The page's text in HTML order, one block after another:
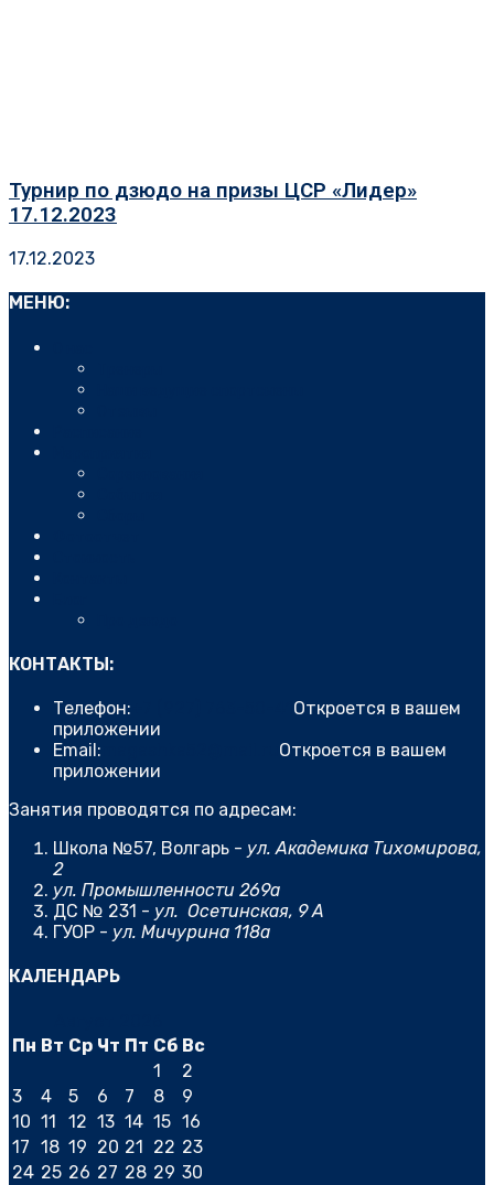
Турнир по дзюдо на призы ЦСР «Лидер»
17.12.2023
17.12.2023
МЕНЮ:
КОНТАКТЫ:
Телефон:
Откроется в вашем
приложении
Email:
Откроется в вашем
приложении
Занятия проводятся по адресам:
Школа №57, Волгарь - ул. Академика Тихомирова,
2
ул. Промышленности 269а
ДС № 231 - ул. Осетинская, 9 А
ГУОР - ул. Мичурина 118а
КАЛЕНДАРЬ
Пн Вт Ср Чт Пт Сб Вс
1
2
3
4 5 6 7 8
9
10 11 12 13 14 15 16
17 18 19 20 21 22 23
24 25 26 27 28 29 30